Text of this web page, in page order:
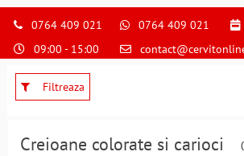
0764 409 021 0764 409 021
09:00 - 15:00
Filtreaza
Creioane colorate si carioci